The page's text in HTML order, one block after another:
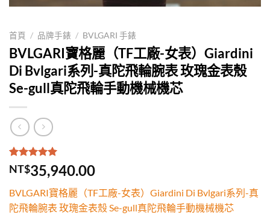
首頁 / 品牌手錶 / BVLGARI 手錶
BVLGARI寶格麗（TF工廠-女表）Giardini
Di Bvlgari系列-真陀飛輪腕表 玫瑰金表殼
Se-gull真陀飛輪手動機械機芯
評分5.00 /
5，已有
1
位
分
NT$35,940.00
BVLGARI寶格麗（TF工廠-女表）Giardini Di Bvlgari系列-真
陀飛輪腕表 玫瑰金表殼 Se-gull真陀飛輪手動機械機芯